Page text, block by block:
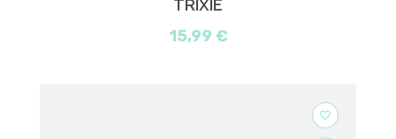
TRIXIE
15,99 €
favorite_border